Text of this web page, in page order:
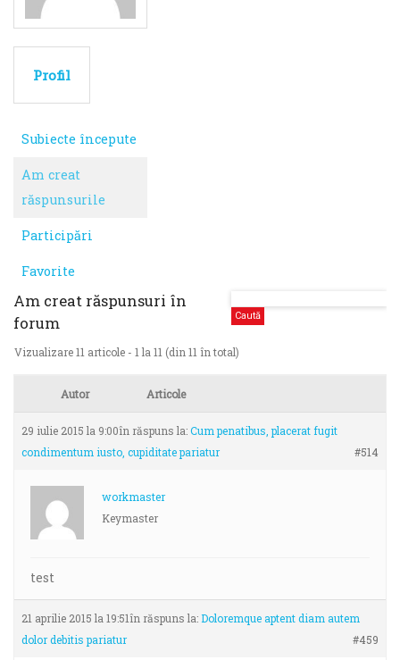
Profil
Subiecte începute
Am creat
răspunsurile
Participări
Favorite
Am creat răspunsuri în
forum
Vizualizare 11 articole - 1 la 11 (din 11 în total)
Autor Articole
29 iulie 2015 la 9:00în răspuns la:Cum penatibus, placerat fugit
condimentum iusto, cupiditate pariatur
#514
workmaster
Keymaster
test
21 aprilie 2015 la 19:51în răspuns la:Doloremque aptent diam autem
dolor debitis pariatur
#459